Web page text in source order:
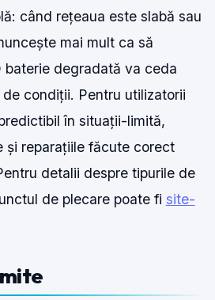
când rețeaua este slabă sau
mai mult ca să
baterie degradată va ceda
condiții. Pentru utilizatorii
în situații-limită,
și reparațiile făcute corect
detalii despre tipurile de
de plecare poate fi site-